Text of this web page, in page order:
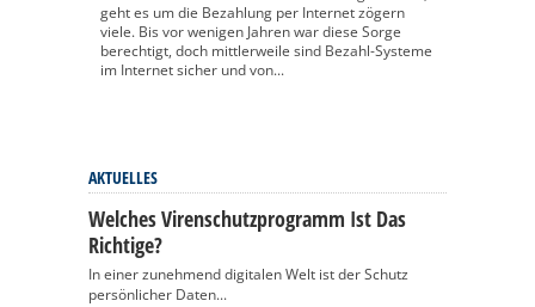
geht es um die Bezahlung per Internet zögern
viele. Bis vor wenigen Jahren war diese Sorge
berechtigt, doch mittlerweile sind Bezahl-Systeme
im Internet sicher und von...
AKTUELLES
Welches Virenschutzprogramm Ist Das
Richtige?
In einer zunehmend digitalen Welt ist der Schutz
persönlicher Daten...